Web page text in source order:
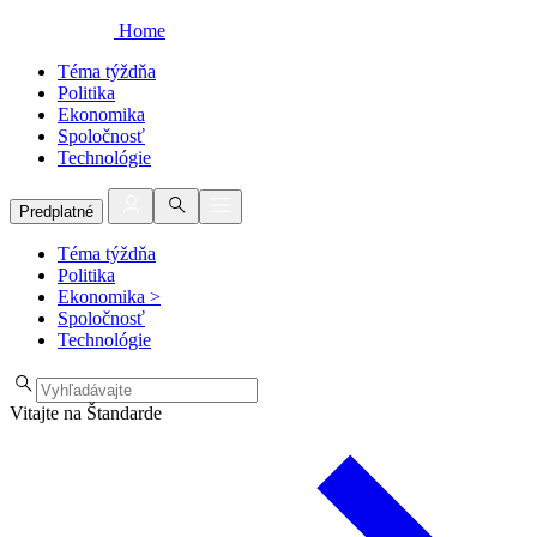
Home
Téma týždňa
Politika
Ekonomika
Spoločnosť
Technológie
Predplatné
Téma týždňa
Politika
Ekonomika >
Spoločnosť
Technológie
Vitajte na Štandarde